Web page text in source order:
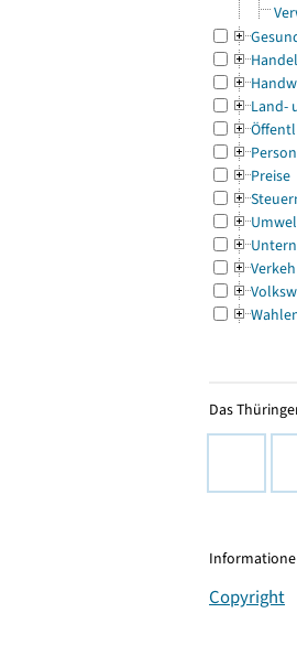
Land-
Preise
Das
Copyright